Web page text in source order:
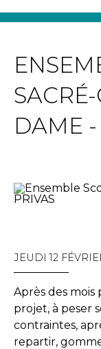
DAME
JEUDI 12
Après des mois
projet, à peser
contraintes,
repartir,